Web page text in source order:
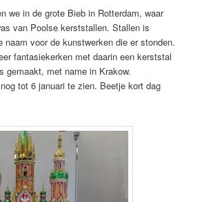
we in de grote Bieb in Rotterdam, waar
van Poolse kerststallen. Stallen is
naam voor de kunstwerken die er stonden.
fantasiekerken met daarin een kerststal
gemaakt, met name in Krakow.
tot 6 januari te zien. Beetje kort dag